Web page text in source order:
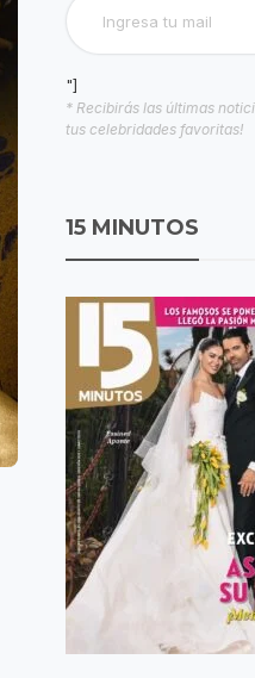
"]
* Recibirás las últimas
tus celebridades favoritas!
15 MINUTOS